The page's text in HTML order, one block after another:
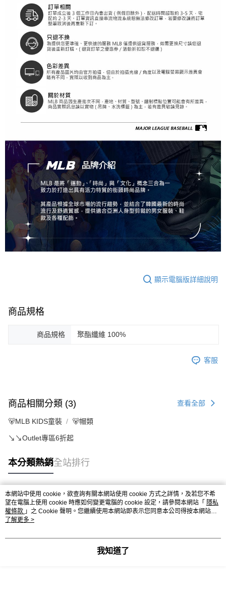
顯示電腦版詳細說明
商品規格
商品規格 聚酯纖維 100%
客服
商品相關分類 (3) 查看全部
🐻MLB KIDS童裝 🐻帽類
↘️↘️Outlet專區6折起
本分類熱銷全站排行
熱門標籤
本網站中使用 cookie，欲查詢有關本網站使用 cookie 方式之詳情，及若您不希
望在電腦上使用 cookie 時應如何變更電腦的 cookie 設定，請參閱本網站「 隱私
權條款 」之 Cookie 聲明。您繼續使用本網站即表示您同意本公司得按本網站使
用條款之 Cookie 聲明使用 cookie。
了解更多 >
我知道了